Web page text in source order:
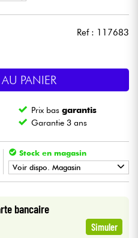
Ref : 117683
PANIER
Prix basgarantis
Garantie 3 ans
Stock en magasin
Voir dispo. Magasin
bancaire
Simuler